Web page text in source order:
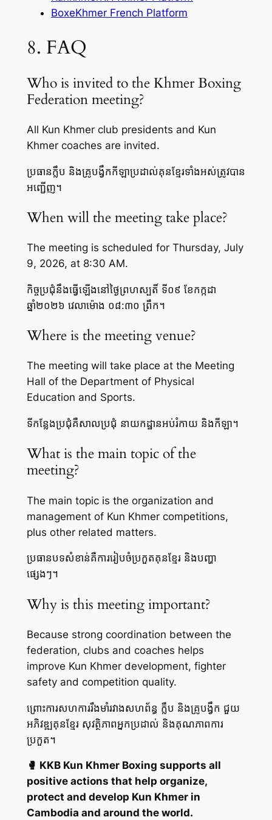
BoxeKhmer French Platform
8. FAQ
Who is invited to the Khmer Boxing
Federation meeting?
All Kun Khmer club presidents and Kun
Khmer coaches are invited.
ប្រធានក្លឹប និងគ្រូបង្វឹកកីឡាប្រដាល់គុនខ្មែរទាំងអស់ត្រូវបាន
អញ្ជើញ។
When will the meeting take place?
The meeting is scheduled for Thursday, July
9, 2026, at 8:30 AM.
កិច្ចប្រជុំនឹងធ្វើឡើងនៅថ្ងៃព្រហស្បតិ៍ ទី០៩ ខែកក្កដា
ឆ្នាំ២០២៦ វេលាម៉ោង ០៨:៣០ ព្រឹក។
Where is the meeting venue?
The meeting will take place at the Meeting
Hall of the Department of Physical
Education and Sports.
ទីកន្លែងប្រជុំគឺសាលប្រជុំ នាយកដ្ឋានអប់រំកាយ និងកីឡា។
What is the main topic of the
meeting?
The main topic is the organization and
management of Kun Khmer competitions,
plus other related matters.
ប្រធានបទសំខាន់គឺការរៀបចំប្រកួតគុនខ្មែរ និងបញ្ហា
ផ្សេងៗ។
Why is this meeting important?
Because strong coordination between the
federation, clubs and coaches helps
improve Kun Khmer development, fighter
safety and competition quality.
ព្រោះការសហការរឹងមាំរវាងសហព័ន្ធ ក្លឹប និងគ្រូបង្វឹក ជួយ
អភិវឌ្ឍគុនខ្មែរ សុវត្ថិភាពអ្នកប្រដាល់ និងគុណភាពការ
ប្រកួត។
🥊 KKB Kun Khmer Boxing supports all
positive actions that help organize,
protect and develop Kun Khmer in
Cambodia and around the world.